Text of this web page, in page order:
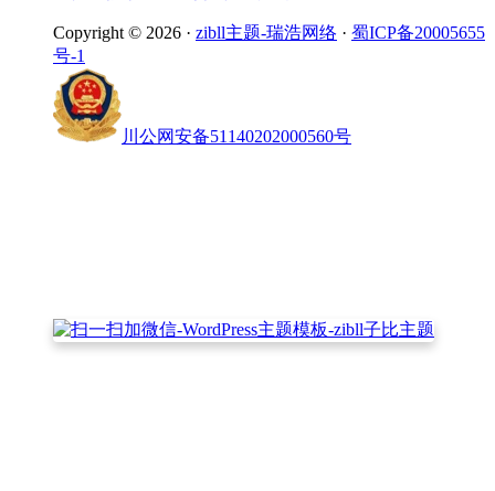
Copyright © 2026 · zibll主题-瑞浩网络 · 蜀ICP备20005655
号-1
川公网安备51140202000560号